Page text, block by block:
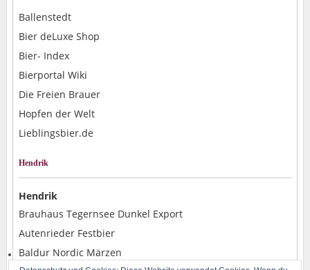
Ballenstedt
Bier deLuxe Shop
Bier- Index
Bierportal Wiki
Die Freien Brauer
Hopfen der Welt
Lieblingsbier.de
Hendrik
Hendrik
Brauhaus Tegernsee Dunkel Export
Autenrieder Festbier
Baldur Nordic Märzen